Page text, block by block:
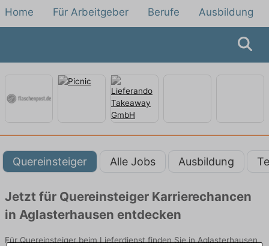
Home Für Arbeitgeber Berufe Ausbildung
Quereinsteiger Alle Jobs Ausbildung
Jetzt für Quereinsteiger Karrierechancen
in Aglasterhausen entdecken
Für Quereinsteiger beim Lieferdienst finden Sie in Aglasterhausen